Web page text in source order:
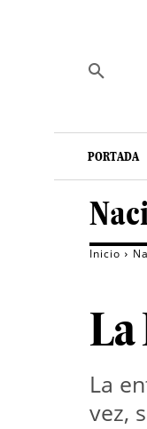
PORTADA
Inicio
La
La
vez,